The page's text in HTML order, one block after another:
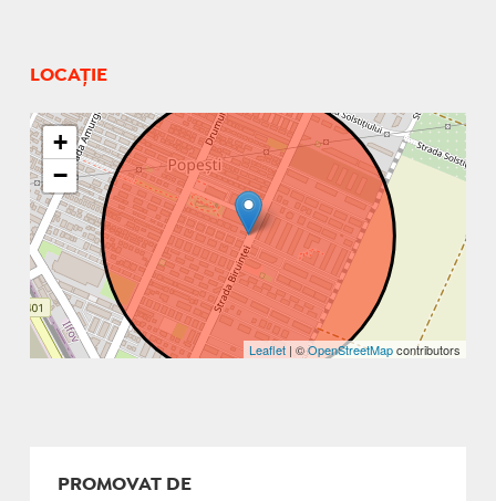
LOCAȚIE
+
−
Leaflet | ©OpenStreetMapcontributors
PROMOVAT DE